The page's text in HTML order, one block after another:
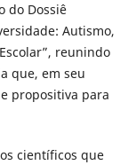
do Dossiê
Autismo,
reunindo
que, em seu
propositiva para
científicos que